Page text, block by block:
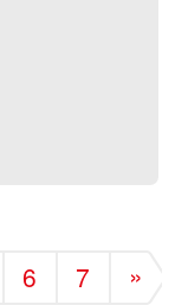
6 7 »